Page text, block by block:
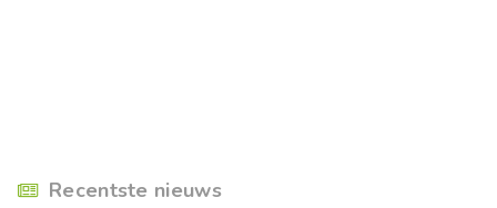
Recentste nieuws